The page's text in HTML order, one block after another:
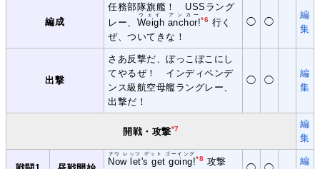
編成
任務部隊旗艦！ USSラング
レー、 Weigh anchor!
ウェイ アンカー
*6 行く
ぜ、ついてきな！
◯ ◯
編
集
出撃
さあ反撃だ、ぼっこぼこにし
てやるぜ！ インディペンデ
ンス級航空母艦ラングレー、
出撃だ！
◯ ◯
編
集
開戦・攻撃*7
編
集
Now let's get going!
ナウ レッツ ゲット ゴーイング
*8 攻撃
編